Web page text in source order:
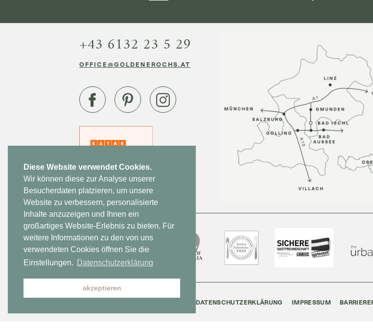
Diese Website verwendet Cookies.
Wir können diese zur Analyse unserer
Besucherdaten platzieren, um unsere
Website zu verbessern, personalisierte
Inhalte anzuzeigen und Ihnen ein
großartiges Website-Erlebnis zu bieten. Für
weitere Informationen zu den von uns
verwendeten Cookies öffnen Sie die
Einstellungen.
Datenschutzerklärung
akzeptieren
+43 6132 23 5 29
OFFICE@GOLDENEROCHS.AT
DATENSCHUTZERKLÄRUNG IMPRESSUM